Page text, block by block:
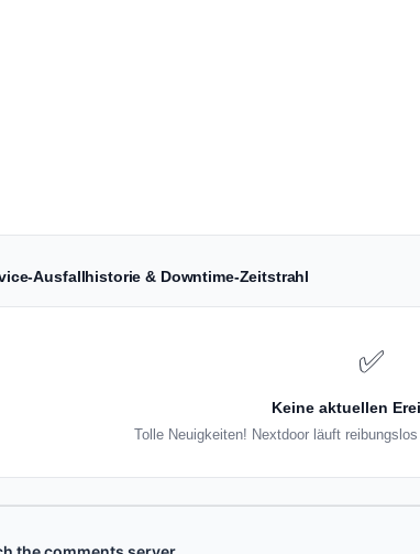
Ausfallhistorie & Downtime-Zeitstrahl
✅
Keine aktuellen
Tolle Neuigkeiten! Nextdoor läuft